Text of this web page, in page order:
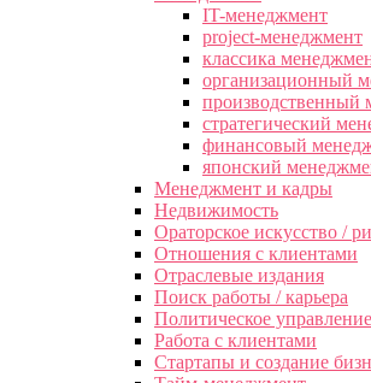
IT-менеджмент
project-менеджмент
классика
организационный
производственный
стратегический
финансовый
японский
Менеджмент и кадры
Недвижимость
Ораторское искусство /
Отношения с клиентами
Отраслевые издания
Поиск работы / карьера
Политическое управление
Работа с клиентами
Стартапы и создание